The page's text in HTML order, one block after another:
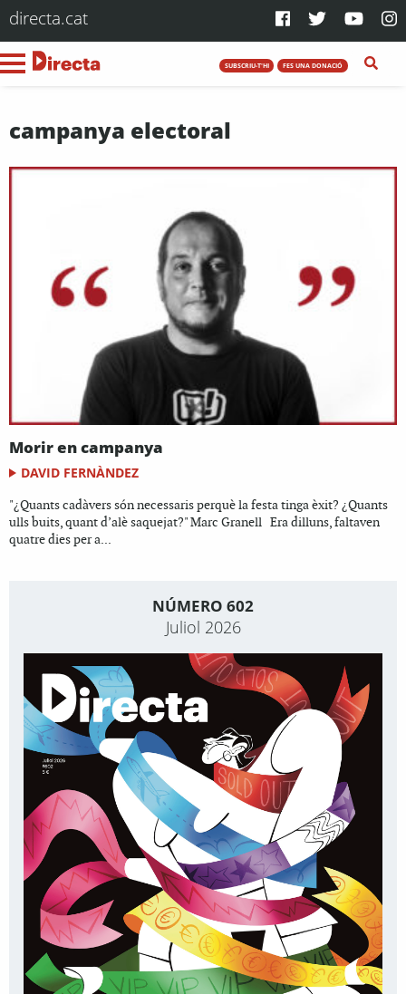
directa.cat
SUBSCRIU-T'HI FES UNA DONACIÓ
campanya electoral
Morir en campanya
DAVID FERNÀNDEZ
"¿Quants cadàvers són necessaris perquè la festa tinga èxit? ¿Quants
ulls buits, quant d’alè saquejat?" Marc Granell Era dilluns, faltaven
quatre dies per a...
NÚMERO 602
Juliol 2026